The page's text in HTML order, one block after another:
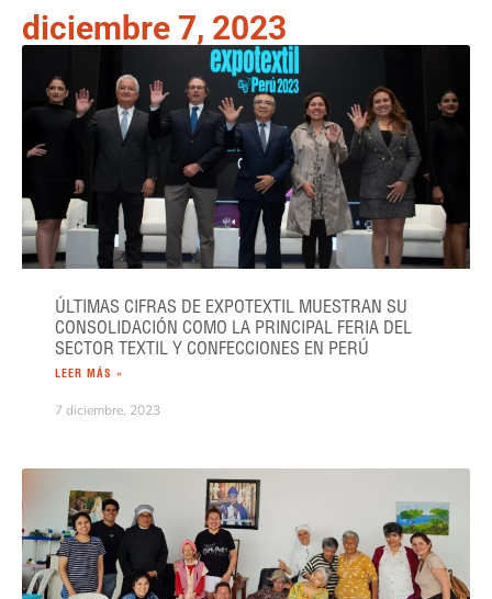
diciembre 7, 2023
ÚLTIMAS CIFRAS DE EXPOTEXTIL MUESTRAN SU
CONSOLIDACIÓN COMO LA PRINCIPAL FERIA DEL
SECTOR TEXTIL Y CONFECCIONES EN PERÚ
LEER MÁS »
7 diciembre, 2023